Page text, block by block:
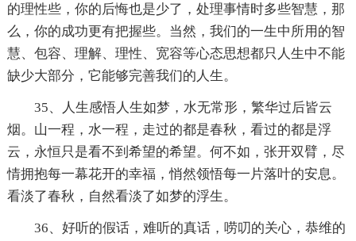
的理性些，你的后悔也是少了，处理事情时多些智慧，那
么，你的成功更有把握些。当然，我们的一生中所用的智
慧、包容、理解、理性、宽容等心态思想都只人生中不能
缺少大部分，它能够完善我们的人生。
35、人生感悟人生如梦，水无常形，繁华过后皆云
烟。山一程，水一程，走过的都是春秋，看过的都是浮
云，永恒只是看不到希望的希望。何不如，张开双臂，尽
情拥抱每一幕花开的幸福，悄然领悟每一片落叶的安息。
看淡了春秋，自然看淡了如梦的浮生。
36、好听的假话，难听的真话，唠叨的关心，恭维的